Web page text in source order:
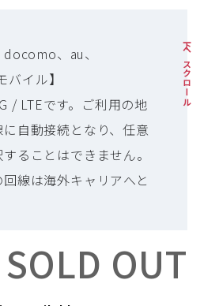
下へスクロール
docomo、au、
イル】
/ LTEです。ご利用の地
自動接続となり、任意
ることはできません。
線は海外キャリアへと
通信を開始した日から
SOLD OUT